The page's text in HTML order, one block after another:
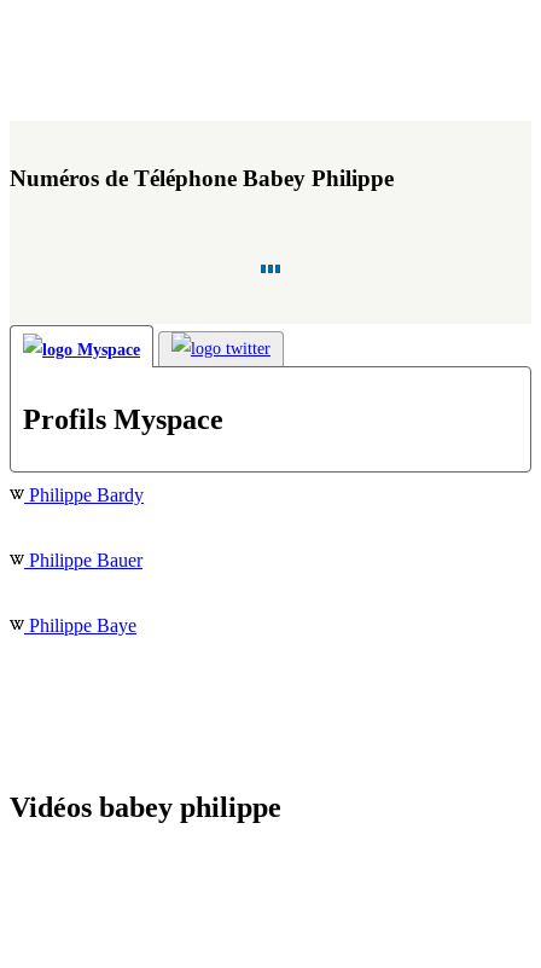
Numéros de Téléphone Babey Philippe
Profils Myspace
Philippe Bardy
Philippe Bauer
Philippe Baye
Vidéos babey philippe